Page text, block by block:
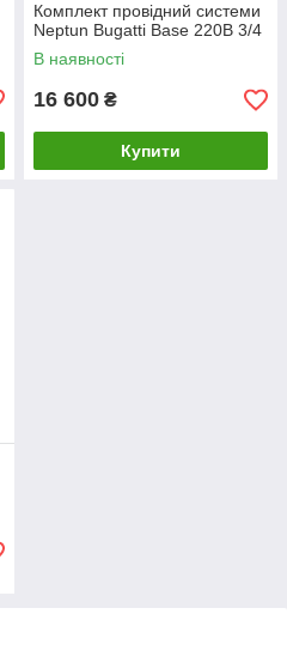
Комплект провідний системи
Neptun Bugatti Base 220B 3/4
В наявності
16 600 ₴
Купити